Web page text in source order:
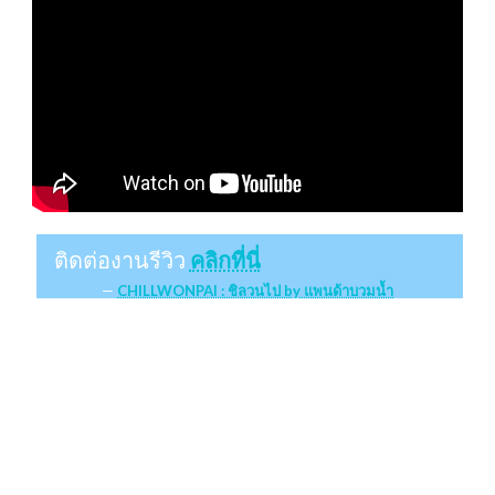
ติดต่องานรีวิว คลิกที่นี่
CHILLWONPAI : ชิลวนไป by แพนด้าบวมน้ำ